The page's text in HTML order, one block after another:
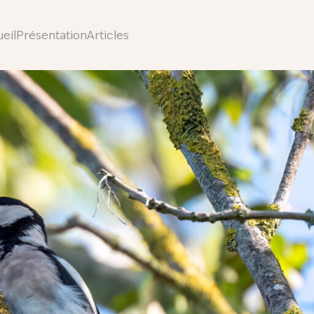
PrésentationArticles